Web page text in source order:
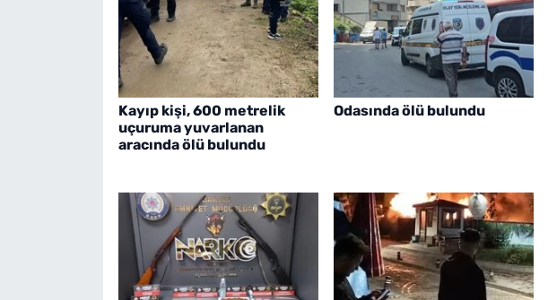
Kayıp kişi, 600 metrelik
uçuruma yuvarlanan
aracında ölü bulundu
Odasında ölü bulundu